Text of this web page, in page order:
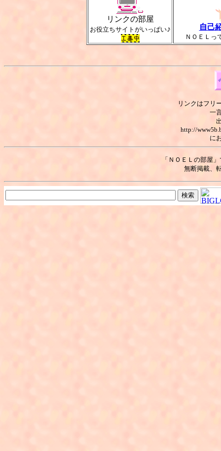
リンクの部屋
お役立ちサイトがいっぱい♪ 自己
ＮＯＥＬっ
リンクはフリ
一
http://
に
「ＮＯＥＬの部屋
無断掲載、